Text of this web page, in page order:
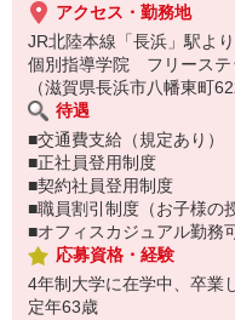
アクセス・勤務地
JR北陸本線「長浜」駅よ
個別指導学院 フリース
（滋賀県長浜市八幡東町
待遇
■交通費支給（規定あり）
■正社員登用制度
■契約社員登用制度
■職員割引制度（お子様の
■オフィスカジュアル勤務
応募資格・経験
4年制大学に在学中、卒業
定年63歳